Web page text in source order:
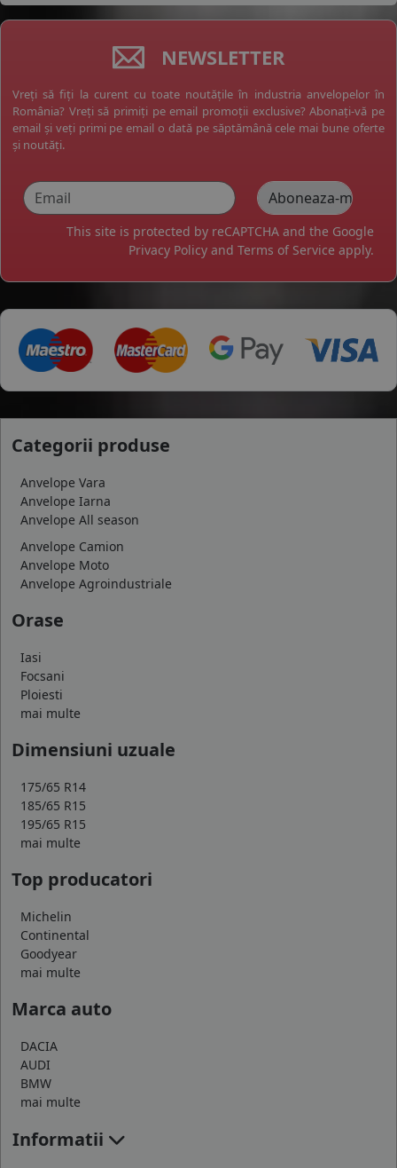
NEWSLETTER
Vreți să fiți la curent cu toate noutățile în industria anvelopelor în
România? Vreți să primiți pe email promoții exclusive? Abonați-vă pe
email și veți primi pe email o dată pe săptămână cele mai bune oferte
și noutăți.
This site is protected by reCAPTCHA and the Google
Privacy Policy and Terms of Service apply.
Categorii produse
Anvelope Vara
Anvelope Iarna
Anvelope All season
Anvelope Camion
Anvelope Moto
Anvelope Agroindustriale
Orase
Iasi
Focsani
Ploiesti
mai multe
Dimensiuni uzuale
175/65 R14
185/65 R15
195/65 R15
mai multe
Top producatori
Michelin
Continental
Goodyear
mai multe
Marca auto
DACIA
AUDI
BMW
mai multe
Informatii